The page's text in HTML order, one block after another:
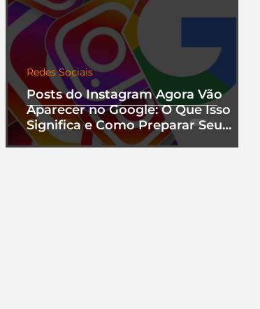
Posts do Instagram Agora Vão
Aparecer no Google: O Que Isso
Significa e Como Preparar Seu
Perfil
Redes Sociais